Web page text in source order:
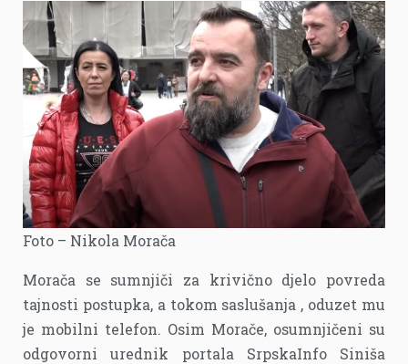
Foto – Nikola Morača
Morača se sumnjiči za krivično djelo povreda
tajnosti postupka, a tokom saslušanja , oduzet mu
je mobilni telefon. Osim Morače, osumnjičeni su
odgovorni urednik portala SrpskaInfo Siniša